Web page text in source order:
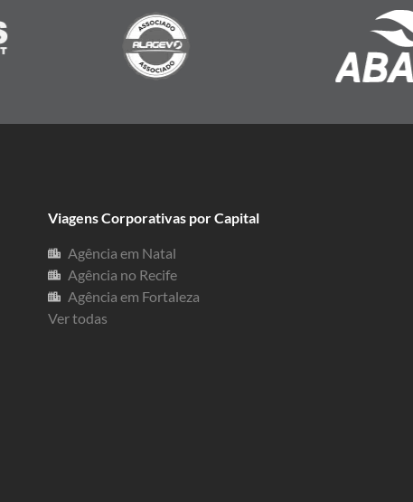
Viagens Corporativas por Capital
Agência em Natal
Agência no Recife
Agência em Fortaleza
Ver todas